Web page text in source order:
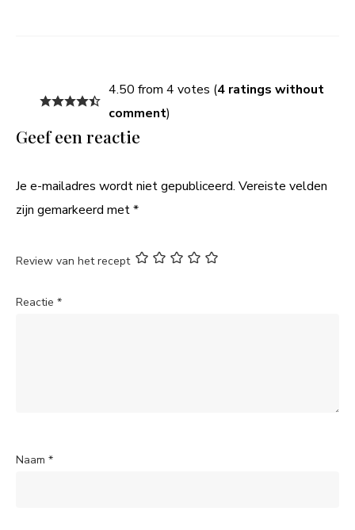
4.50 from 4 votes (4 ratings without
comment)
Geef een reactie
Je e-mailadres wordt niet gepubliceerd. Vereiste velden
zijn gemarkeerd met*
Review van het recept
Reactie *
Naam *